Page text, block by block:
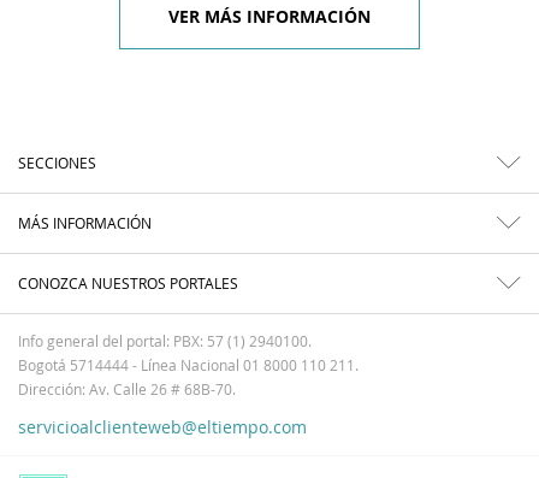
VER MÁS INFORMACIÓN
SECCIONES
MÁS INFORMACIÓN
CONOZCA NUESTROS PORTALES
Info general del portal: PBX: 57 (1) 2940100.
Bogotá 5714444 - Línea Nacional 01 8000 110 211.
Dirección: Av. Calle 26 # 68B-70.
servicioalclienteweb@eltiempo.com